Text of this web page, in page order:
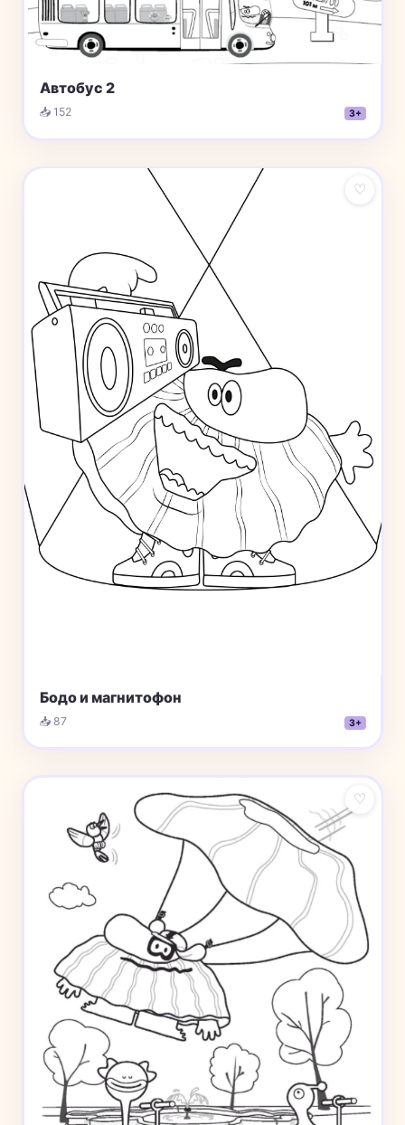
Автобус 2
📥 152 3+
♡
Бодо и магнитофон
📥 87 3+
♡